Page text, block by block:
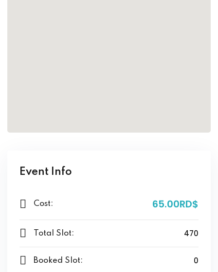
Event Info
Cost: 65.00RD$
Total Slot: 470
Booked Slot: 0